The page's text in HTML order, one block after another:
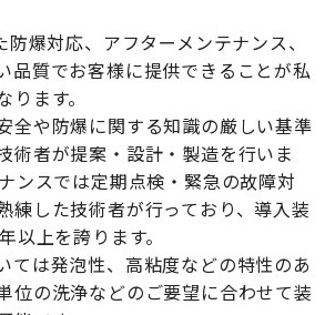
爆対応、アフターメンテナンス、
品質でお客様に提供できることが私
ます。
全や防爆に関する知識の厳しい基準
術者が提案・設計・製造を行いま
ンスでは定期点検・緊急の故障対
練した技術者が行っており、導入装
以上を誇ります。
ては発泡性、高粘度などの特性のあ
位の洗浄などのご要望に合わせて装